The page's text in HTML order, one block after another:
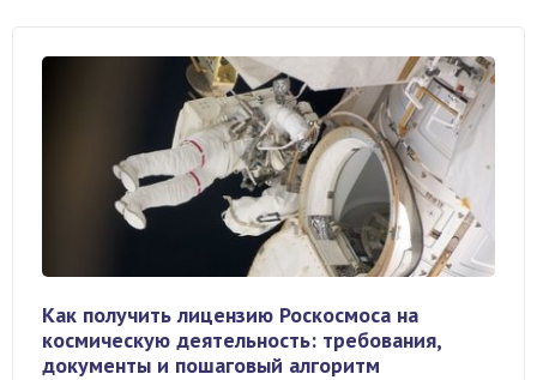
Как получить лицензию Роскосмоса на
космическую деятельность: требования,
документы и пошаговый алгоритм